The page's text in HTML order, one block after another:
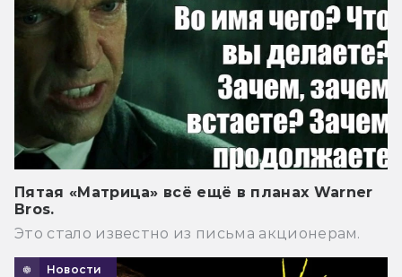
Пятая «Матрица» всё ещё в планах Warner
Bros.
Это стало известно из письма акционерам.
Новости